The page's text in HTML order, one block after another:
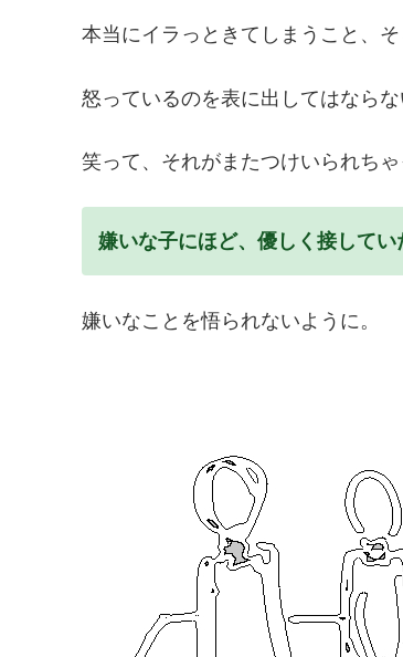
本当にイラっときてしまうこと、そ
怒っているのを表に出してはならな
笑って、それがまたつけいられちゃ
嫌いな子にほど、優しく接してい
嫌いなことを悟られないように。